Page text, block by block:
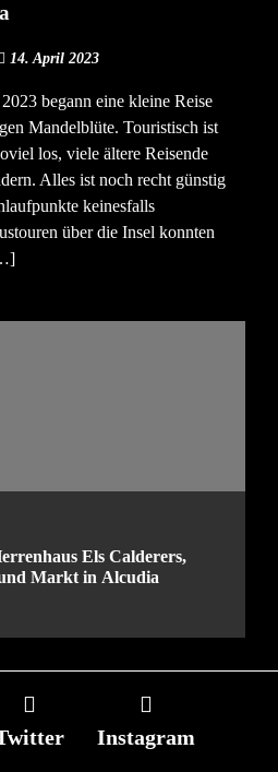
14. April 2023
begann eine kleine Reise
Mandelblüte. Touristisch ist
los, viele ältere Reisende
Alles ist noch recht günstig
keinesfalls
über die Insel konnten
Els Calderers,
Markt in Alcudia
Instagram